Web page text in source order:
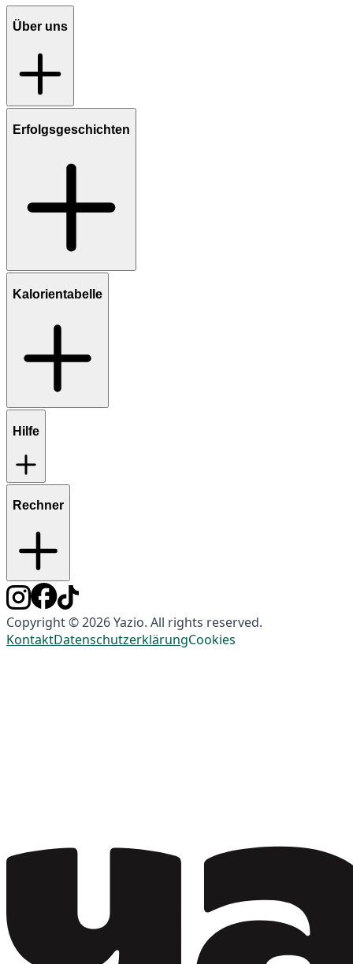
Über uns
Erfolgsgeschichten
Kalorientabelle
Hilfe
Rechner
Copyright © 2026 Yazio. All rights reserved.
KontaktDatenschutzerklärungCookies